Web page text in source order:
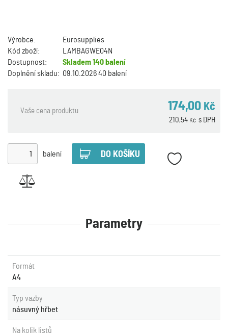
Výrobce:
Eurosupplies
Kód zboží:
LAMBAGWE04N
Dostupnost:
Skladem140 balení
Doplnění skladu: 09.10.2026 40 balení
Vaše cena produktu 174,00 Kč
s DPH
210,54 Kč
balení
Parametry
Formát
A4
Typ vazby
násuvný hřbet
Na kolik listů